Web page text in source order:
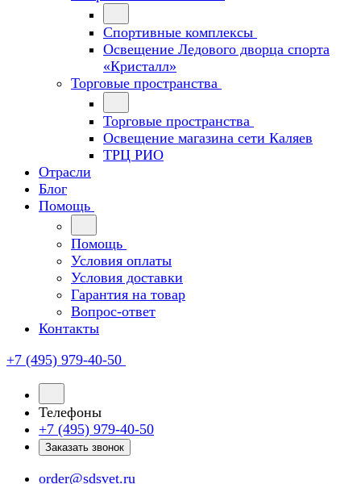
Спортивные комплексы
Освещение Ледового дворца спорта
«Кристалл»
Торговые пространства
Торговые пространства
Освещение магазина сети Каляев
ТРЦ РИО
Отрасли
Блог
Помощь
Помощь
Условия оплаты
Условия доставки
Гарантия на товар
Вопрос-ответ
Контакты
+7 (495) 979-40-50
Телефоны
+7 (495) 979-40-50
Заказать звонок
order@sdsvet.ru